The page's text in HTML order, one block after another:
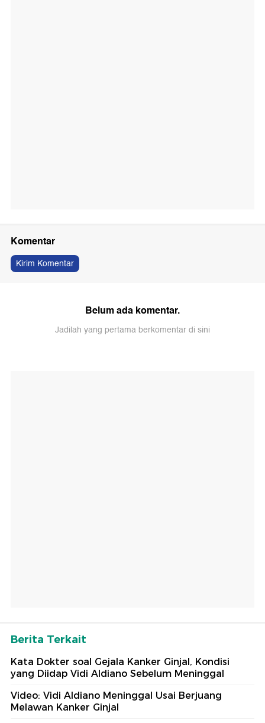
Komentar
Kirim Komentar
Belum ada komentar.
Jadilah yang pertama berkomentar di sini
Berita Terkait
Kata Dokter soal Gejala Kanker Ginjal, Kondisi
yang Diidap Vidi Aldiano Sebelum Meninggal
Video: Vidi Aldiano Meninggal Usai Berjuang
Melawan Kanker Ginjal